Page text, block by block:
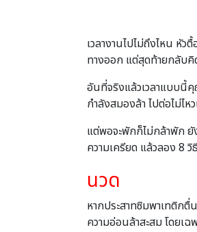
เวลางานไปไม่ถึงไหน หั
ทางออก แต่สุดท้ายกลับคิ
อันที่จริงแล้วเวลาแบบนี้
กำลังสมองล้า ไปต่อไม่ไ
แต่พอจะพักก็ไม่กล้าพัก ยั
ความเครียด แล้วลอง 8
นวด
หากประสาทซิมพาเทติกตื่
ความอ่อนล้าสะสม โดยเ